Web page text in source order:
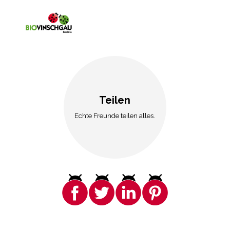
Teilen
Echte Freunde teilen alles.